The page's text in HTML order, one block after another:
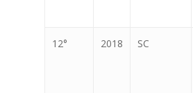
12° 2018 SC